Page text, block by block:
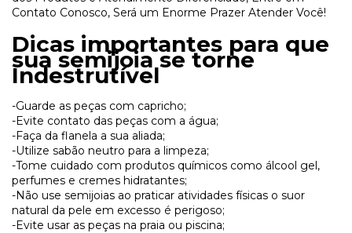
Contato Conosco, Será um Enorme Prazer Atender Você!
Dicas importantes para que
sua semijoia se torne
Indestrutível
-Guarde as peças com capricho;
-Evite contato das peças com a água;
-Faça da flanela a sua aliada;
-Utilize sabão neutro para a limpeza;
-Tome cuidado com produtos químicos como álcool gel,
perfumes e cremes hidratantes;
-Não use semijoias ao praticar atividades físicas o suor
natural da pele em excesso é perigoso;
-Evite usar as peças na praia ou piscina;